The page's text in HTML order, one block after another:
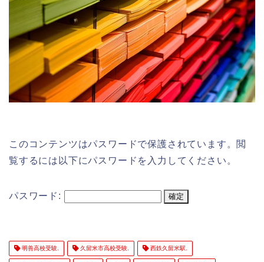
このコンテンツはパスワードで保護されています。閲
覧するには以下にパスワードを入力してください。
パスワード:
明善高校受験. 久留米市高校受験. 西鉄久留米駅.